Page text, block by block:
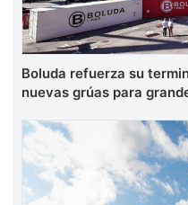
Boluda refuerza su
nuevas grúas para